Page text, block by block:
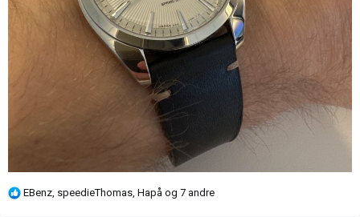
R
EBenz speedieThomas Hapå og 7 andre